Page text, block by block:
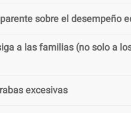
sobre el desempeño
a las familias (no solo a
excesivas